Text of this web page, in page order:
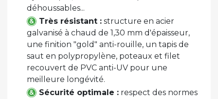
déhoussables...
Très résistant : structure en acier
galvanisé à chaud de 1,30 mm d'épaisseur,
une finition "gold" anti-rouille, un tapis de
saut en polypropylène, poteaux et filet
recouvert de PVC anti-UV pour une
meilleure longévité.
Sécurité optimale : respect des normes